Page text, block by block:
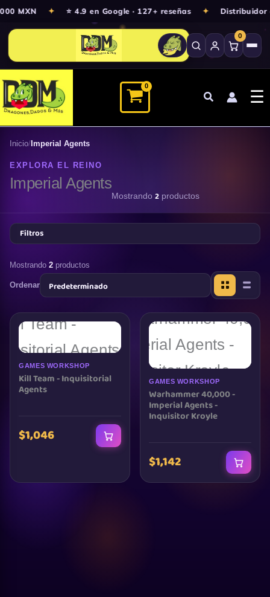
MXN ✦ ⭐ 4.9 en Google · 127+ reseñas ✦ Distribuidor
0
Ir
contenido
☰
Inicio/Imperial Agents
EXPLORA EL REINO
Imperial Agents
Mostrando2 productos
Filtros
Mostrando 2 productos
Ordenar
GAMES WORKSHOP
Kill Team - Inquisitorial
Agents
$1,046
GAMES WORKSHOP
Warhammer 40,000 -
Imperial Agents -
Inquisitor Kroyle
$1,142